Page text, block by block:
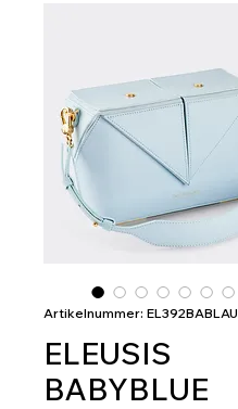
Artikelnummer: EL392BABLAU
ELEUSIS
BABYBLUE